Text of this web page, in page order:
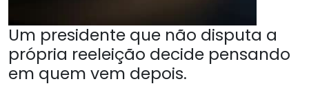
Um presidente que não disputa a
própria reeleição decide pensando
em quem vem depois.